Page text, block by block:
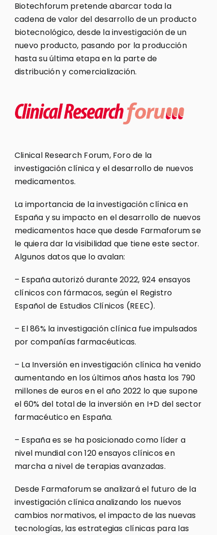
Biotechforum pretende abarcar toda la
cadena de valor del desarrollo de un producto
biotecnológico, desde la investigación de un
nuevo producto, pasando por la producción
hasta su última etapa en la parte de
distribución y comercialización.
Clinical Research Forum, Foro de la
investigación clínica y el desarrollo de nuevos
medicamentos.
La importancia de la investigación clínica en
España y su impacto en el desarrollo de nuevos
medicamentos hace que desde Farmaforum se
le quiera dar la visibilidad que tiene este sector.
Algunos datos que lo avalan:
– España autorizó durante 2022, 924 ensayos
clínicos con fármacos, según el Registro
Español de Estudios Clínicos (REEC).
– El 86% la investigación clínica fue impulsados
por compañías farmacéuticas.
– La Inversión en investigación clínica ha venido
aumentando en los últimos años hasta los 790
millones de euros en el año 2022 lo que supone
el 60% del total de la inversión en I+D del sector
farmacéutico en España.
– España es se ha posicionado como líder a
nivel mundial con 120 ensayos clínicos en
marcha a nivel de terapias avanzadas.
Desde Farmaforum se analizará el futuro de la
investigación clínica analizando los nuevos
cambios normativos, el impacto de las nuevas
tecnologías, las estrategias clínicas para las